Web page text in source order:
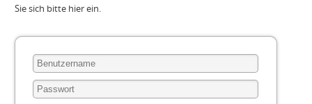
Sie sich bitte hier ein.